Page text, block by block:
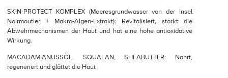
SKIN-PROTECT KOMPLEX (Meeresgrundwasser von der Insel
Noirmoutier + Makro-Algen-Extrakt): Revitalisiert, stärkt die
Abwehrmechanismen der Haut und hat eine hohe antioxidative
Wirkung.
MACADAMIANUSSÖL, SQUALAN, SHEABUTTER: Nährt,
regeneriert und glättet die Haut